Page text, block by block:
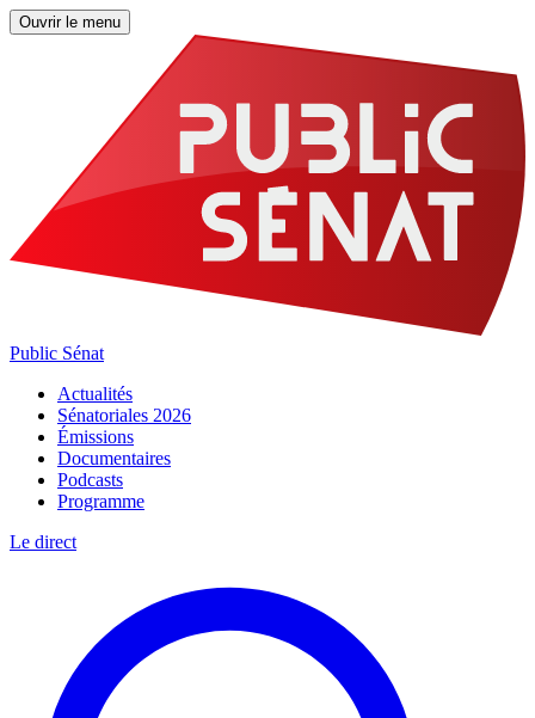
Ouvrir le menu
Public Sénat
Actualités
Sénatoriales 2026
Émissions
Documentaires
Podcasts
Programme
Le direct